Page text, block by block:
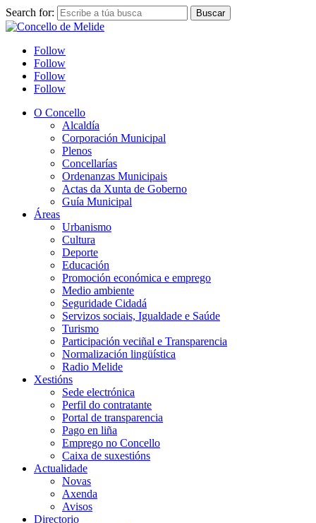
Search for:
Follow
Follow
Follow
Follow
O Concello
Alcaldía
Corporación Municipal
Plenos
Concellarías
Ordenanzas Municipais
Actas da Xunta de Goberno
Guía Municipal
Áreas
Urbanismo
Cultura
Deporte
Educación
Promoción económica e emprego
Medio ambiente
Seguridade Cidadá
Servizos sociais, Igualdade e Saúde
Turismo
Participación veciñal e Transparencia
Normalización lingüística
Radio Melide
Xestións
Sede electrónica
Perfil do contratante
Portal de transparencia
Pago en liña
Emprego no Concello
Caixa de suxestións
Actualidade
Novas
Axenda
Avisos
Directorio